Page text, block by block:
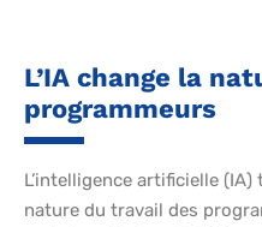
L’IA change la
programmeurs
L’intelligence artificielle
nature du travail des